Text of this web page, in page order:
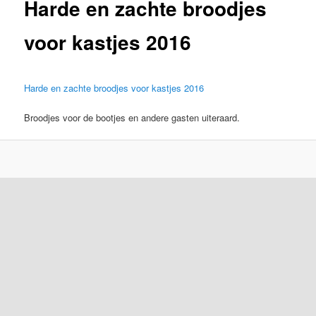
Harde en zachte broodjes
voor kastjes 2016
Harde en zachte broodjes voor kastjes 2016
Broodjes voor de bootjes en andere gasten uiteraard.